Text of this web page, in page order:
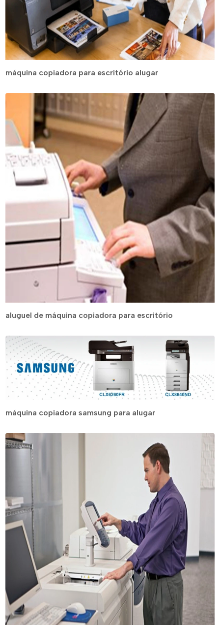
máquina copiadora para escritório alugar
aluguel de máquina copiadora para escritório
máquina copiadora samsung para alugar